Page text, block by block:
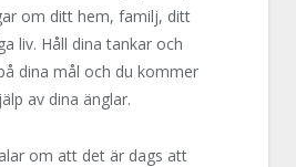
om ditt hem, familj, ditt
liv. Håll dina tankar och
dina mål och du kommer
av dina änglar.
om att det är dags att